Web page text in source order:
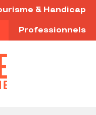
& Handicap
Professionnels